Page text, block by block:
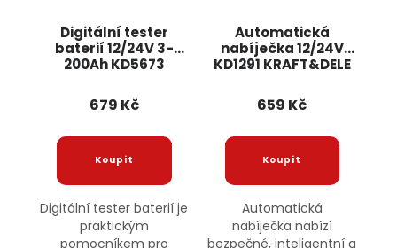
Digitální tester
baterií 12/24V 3-
200Ah KD5673
679 Kč
Digitální tester baterií je
praktickým
pomocníkem pro
Automatická
nabíječka 12/24V
KD1291 KRAFT&DELE
659 Kč
Automatická
nabíječka nabízí
bezpečné, inteligentní a